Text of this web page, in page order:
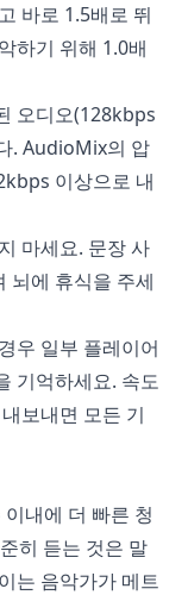
바로 1.5배로 뛰
하기 위해 1.0배
오디오(128kbps
. AudioMix의 압
이상으로 내
마세요. 문장 사
뇌에 휴식을 주세
우 일부 플레이어
기억하세요. 속도
보내면 모든 기
내에 더 빠른 청
히 듣는 것은 말
는 음악가가 메트